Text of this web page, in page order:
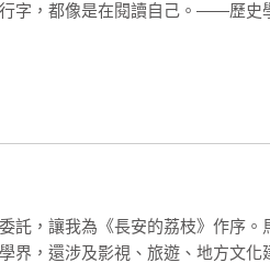
字，都像是在閱讀自己。――歷史
卻依然是個九品小官的李善德，終
竟是個保證掉腦袋的坑。眼看鍘刀
硬著頭皮先下嶺南看荔枝，然而
，竟然還有節度使親兵半途截殺？
託，讓我為《長安的荔枝》作序
界，還涉及影視、旅遊、地方文